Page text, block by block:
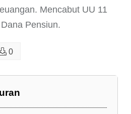
Mencabut UU 11
Pensiun.
0